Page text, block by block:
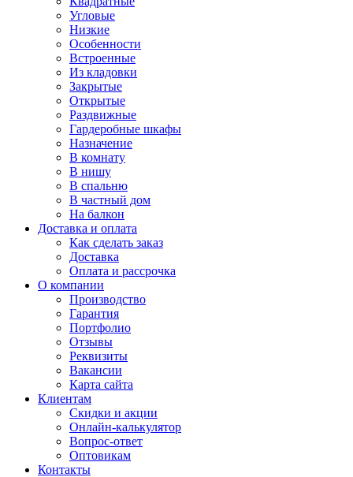
Угловые
Низкие
Особенности
Встроенные
Из кладовки
Закрытые
Открытые
Раздвижные
Гардеробные шкафы
Назначение
В комнату
В нишу
В спальню
В частный дом
На балкон
Доставка и оплата
Как сделать заказ
Доставка
Оплата и рассрочка
О компании
Производство
Гарантия
Портфолио
Отзывы
Реквизиты
Вакансии
Карта сайта
Клиентам
Скидки и акции
Онлайн-калькулятор
Вопрос-ответ
Оптовикам
Контакты